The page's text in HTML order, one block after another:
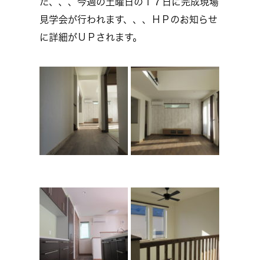
見学会が行われます、、、ＨＰのお知らせ
に詳細がＵＰされます。